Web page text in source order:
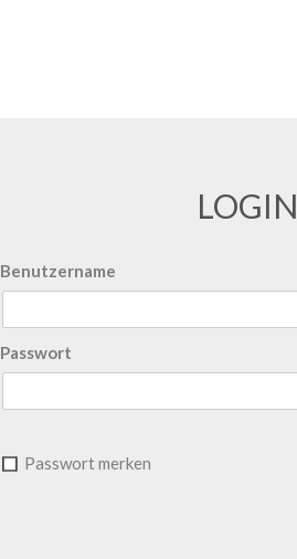
LOGIN
Benutzername
Passwort
Passwort merken